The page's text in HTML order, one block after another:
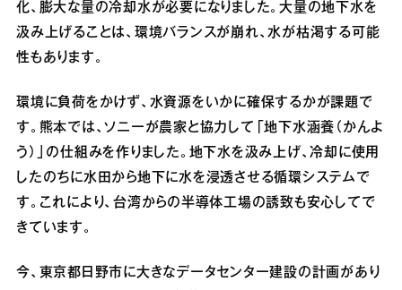
化、膨大な量の冷却水が必要になりました。大量の地下水を
汲み上げることは、環境バランスが崩れ、水が枯渇する可能
性もあります。
環境に負荷をかけず、水資源をいかに確保するかが課題で
す。熊本では、ソニーが農家と協力して「地下水涵養（かんよ
う）」の仕組みを作りました。地下水を汲み上げ、冷却に使用
したのちに水田から地下に水を浸透させる循環システムで
す。これにより、台湾からの半導体工場の誘致も安心してで
きています。
今、東京都日野市に大きなデータセンター建設の計画があり